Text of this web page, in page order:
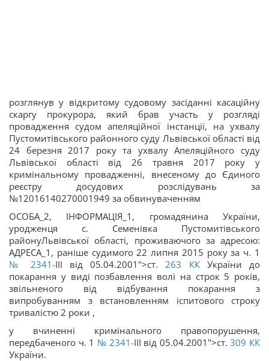
розглянув у відкритому судовому засіданні касаційну
скаргу прокурора, який брав участь у розгляді
провадження судом апеляційної інстанції, на ухвалу
Пустомитівського районного суду Львівської області від
24 березня 2017 року та ухвалу Апеляційного суду
Львівської області від 26 травня 2017 року у
кримінальному провадженні, внесеному до Єдиного
реєстру досудових розслідувань за
№12016140270001949 за обвинуваченням
ОСОБА_2, ІНФОРМАЦІЯ_1, громадянина України,
уродженця с. Семенівка Пустомитівського
районуЛьвівської області, проживаючого за адресою:
АДРЕСА_1, раніше судимого 22 липня 2015 року за ч. 1
№ 2341-III від 05.04.2001">ст. 263 ККУкраїни до
покарання у виді позбавлення волі на строк 5 років,
звільненого від відбування покарання з
випробуванням з встановленням іспитового строку
тривалістю 2 роки ,
у вчиненні кримінального правопорушення,
передбаченого ч. 1 № 2341-III від 05.04.2001">ст. 309 КК
України.